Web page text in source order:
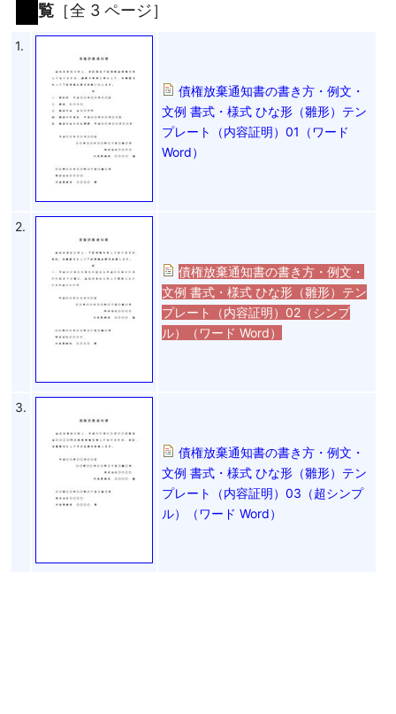
覧 ［全 3 ページ］
1.
債権放棄通知書の書き方・例文・
文例 書式・様式 ひな形（雛形）テン
プレート（内容証明）01（ワード
Word）
2.
債権放棄通知書の書き方・例文・
文例 書式・様式 ひな形（雛形）テン
プレート（内容証明）02（シンプ
ル）（ワード Word）
3.
債権放棄通知書の書き方・例文・
文例 書式・様式 ひな形（雛形）テン
プレート（内容証明）03（超シンプ
ル）（ワード Word）